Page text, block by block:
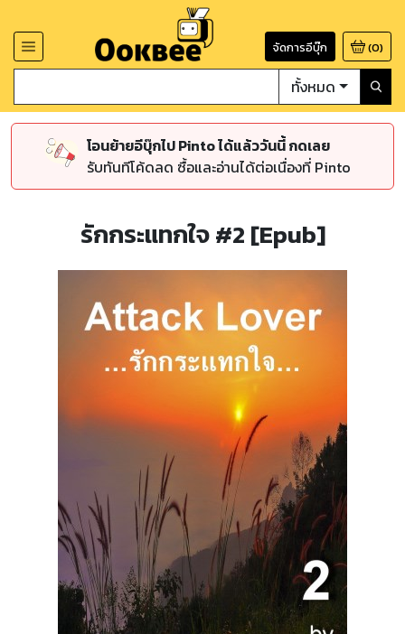
จัดการอีบุ๊ก (0)
ทั้งหมด
โอนย้ายอีบุ๊กไป Pinto ได้แล้ววันนี้ กดเลย
รับทันทีโค้ดลด ซื้อและอ่านได้ต่อเนื่องที่ Pinto
รักกระแทกใจ #2 [Epub]